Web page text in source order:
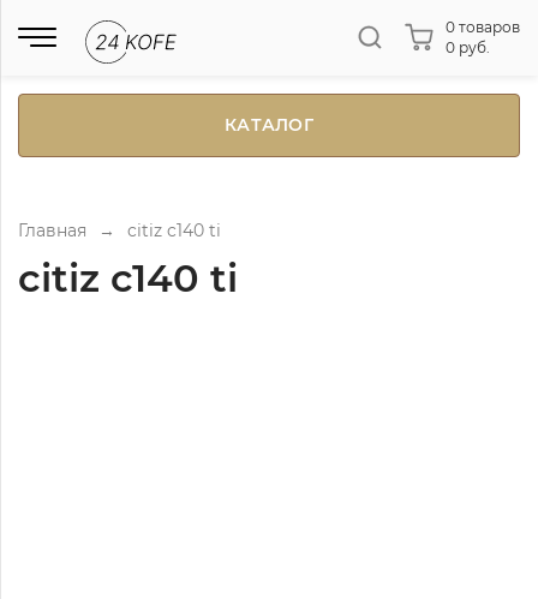
0 товаров
0 руб.
КАТАЛОГ
Главная → citiz c140 ti
citiz c140 ti